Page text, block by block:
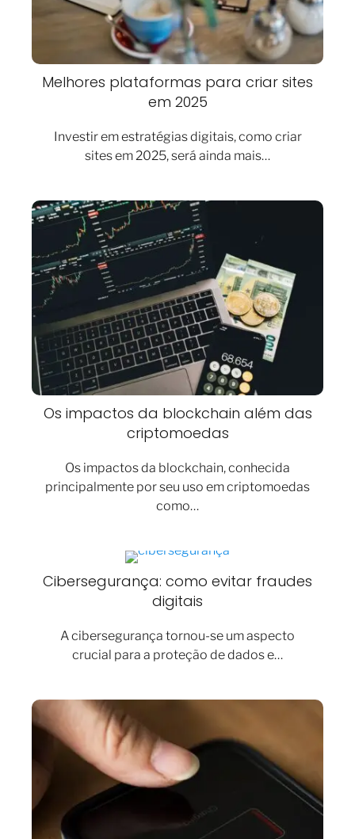
Melhores plataformas para criar sites
em 2025
Investir em estratégias digitais, como criar
sites em 2025, será ainda mais…
Os impactos da blockchain além das
criptomoedas
Os impactos da blockchain, conhecida
principalmente por seu uso em criptomoedas
como…
Cibersegurança: como evitar fraudes
digitais
A cibersegurança tornou-se um aspecto
crucial para a proteção de dados e…